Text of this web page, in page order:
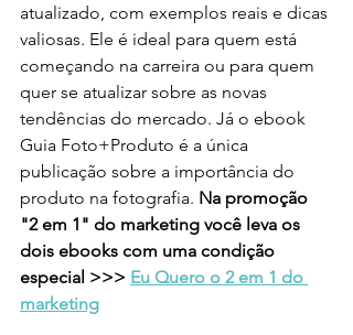
atualizado, com exemplos reais e dicas
valiosas. Ele é ideal para quem está
começando na carreira ou para quem
quer se atualizar sobre as novas
tendências do mercado. Já o ebook
Guia Foto+Produto é a única
publicação sobre a importância do
produto na fotografia. Na promoção
"2 em 1" do marketing você leva os
dois ebooks com uma condição
especial >>> Eu Quero o 2 em 1 do
marketing